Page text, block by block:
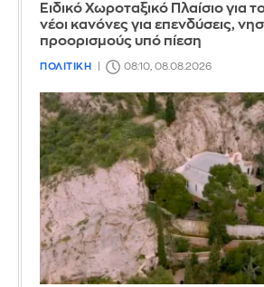
Ειδικό Χωροταξικό Πλαίσιο για
νέοι κανόνες για επενδύσεις,
προορισμούς υπό πίεση
ΠΟΛΙΤΙΚΗ 08:10, 08.08.2026